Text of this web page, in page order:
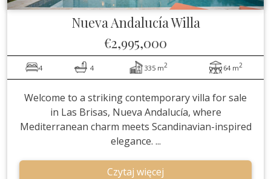
Nueva AndalucíaWilla
€2,995,000
4 4 335 m2 64 m2
Welcome to a striking contemporary villa for sale
in Las Brisas, Nueva Andalucía, where
Mediterranean charm meets Scandinavian-inspired
elegance. ...
Czytaj więcej